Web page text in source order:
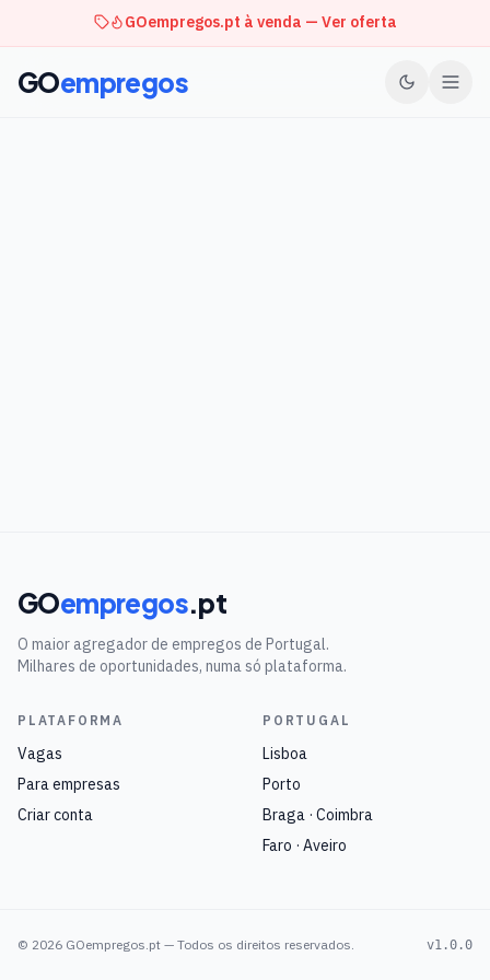
GOempregos.pt à venda — Ver oferta
GOempregos
GOempregos.pt
O maior agregador de empregos de Portugal.
Milhares de oportunidades, numa só plataforma.
PLATAFORMA
Vagas
Para empresas
Criar conta
PORTUGAL
Lisboa
Porto
Braga · Coimbra
Faro · Aveiro
© 2026 GOempregos.pt — Todos os direitos reservados. v1.0.0